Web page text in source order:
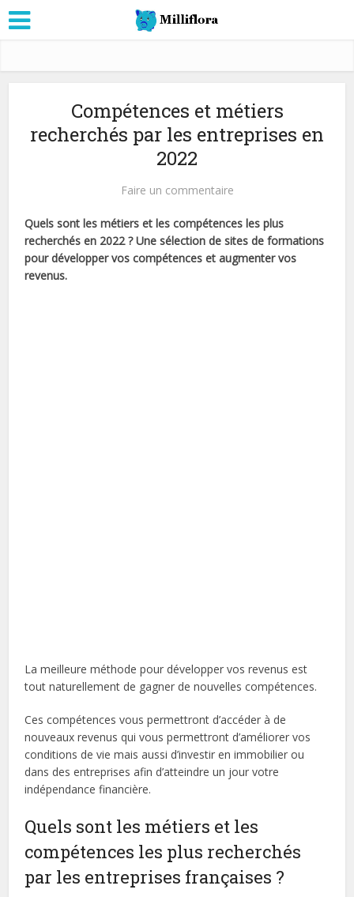
Compétences et métiers
recherchés par les entreprises en
2022
Faire un commentaire
Quels sont les métiers et les compétences les plus
recherchés en 2022 ? Une sélection de sites de formations
pour développer vos compétences et augmenter vos
revenus.
La meilleure méthode pour développer vos revenus est
tout naturellement de gagner de nouvelles compétences.
Ces compétences vous permettront d’accéder à de
nouveaux revenus qui vous permettront d’améliorer vos
conditions de vie mais aussi d’investir en immobilier ou
dans des entreprises afin d’atteindre un jour votre
indépendance financière.
Quels sont les métiers et les
compétences les plus recherchés
par les entreprises françaises ?